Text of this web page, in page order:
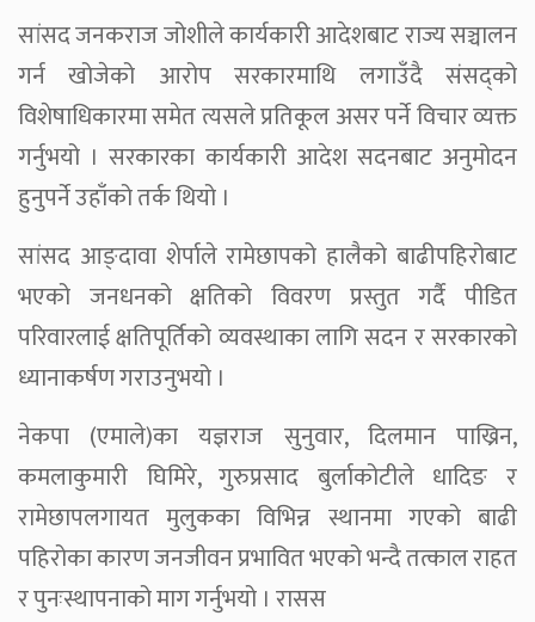
सांसद जनकराज जोशीले कार्यकारी आदेशबाट राज्य सञ्चालन
गर्न खोजेको आरोप सरकारमाथि लगाउँदै संसद्को
विशेषाधिकारमा समेत त्यसले प्रतिकूल असर पर्ने विचार व्यक्त
गर्नुभयो । सरकारका कार्यकारी आदेश सदनबाट अनुमोदन
हुनुपर्ने उहाँको तर्क थियो ।
सांसद आङ्दावा शेर्पाले रामेछापको हालैको बाढीपहिरोबाट
भएको जनधनको क्षतिको विवरण प्रस्तुत गर्दै पीडित
परिवारलाई क्षतिपूर्तिको व्यवस्थाका लागि सदन र सरकारको
ध्यानाकर्षण गराउनुभयो ।
नेकपा (एमाले)का यज्ञराज सुनुवार, दिलमान पाख्रिन,
कमलाकुमारी घिमिरे, गुरुप्रसाद बुर्लाकोटीले धादिङ र
रामेछापलगायत मुलुकका विभिन्न स्थानमा गएको बाढी
पहिरोका कारण जनजीवन प्रभावित भएको भन्दै तत्काल राहत
र पुनःस्थापनाको माग गर्नुभयो । रासस